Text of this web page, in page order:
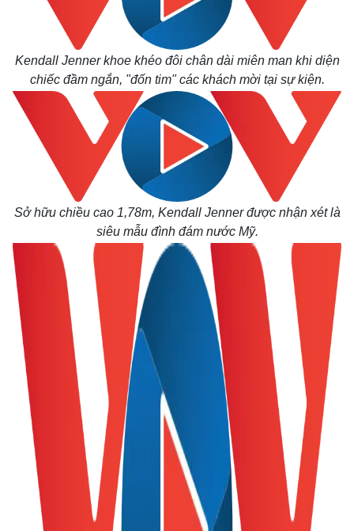
Thế giới
Quan sát
Cuộc sống đó đây
Hồ sơ
Multimedia
Ảnh
E-Magazine
Infographic
Kendall Jenner khoe khéo đôi chân dài miên man khi diện
chiếc đầm ngắn, "đốn tim" các khách mời tại sự kiện.
Sở hữu chiều cao 1,78m, Kendall Jenner được nhận xét là
siêu mẫu đình đám nước Mỹ.